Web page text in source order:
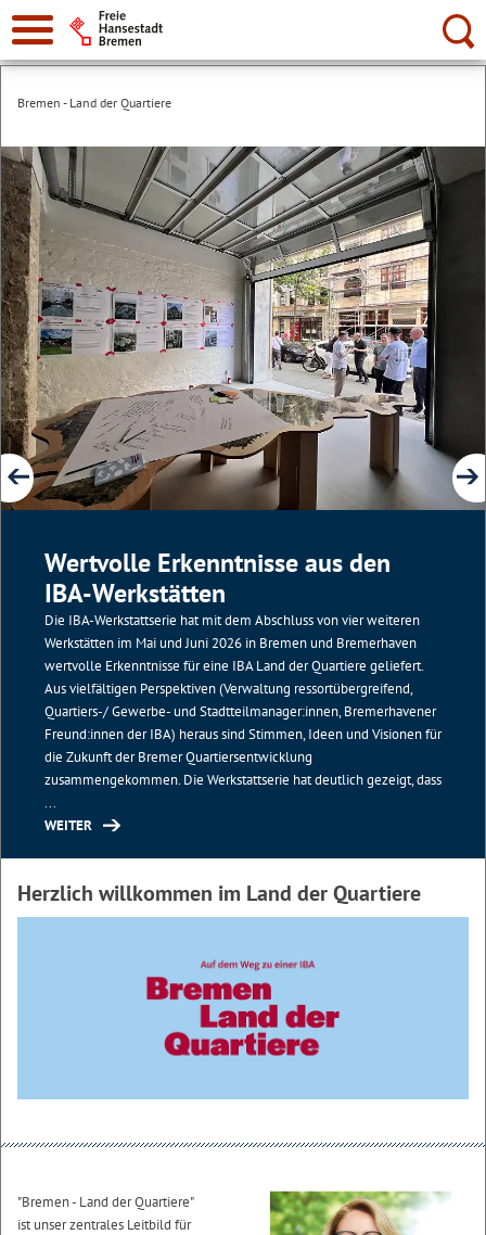
Suche:
Bremen - Land der Quartiere
Wertvolle Erkenntnisse aus den
IBA-Werkstätten
Die IBA-Werkstattserie hat mit dem Abschluss von vier weiteren
Werkstätten im Mai und Juni 2026 in Bremen und Bremerhaven
wertvolle Erkenntnisse für eine IBA Land der Quartiere geliefert.
Aus vielfältigen Perspektiven (Verwaltung ressortübergreifend,
Quartiers-/ Gewerbe- und Stadtteilmanager:innen, Bremerhavener
Freund:innen der IBA) heraus sind Stimmen, Ideen und Visionen für
die Zukunft der Bremer Quartiersentwicklung
zusammengekommen. Die Werkstattserie hat deutlich gezeigt, dass
...
WEITER
Herzlich willkommen im Land der Quartiere
"Bremen - Land der Quartiere"
ist unser zentrales Leitbild für